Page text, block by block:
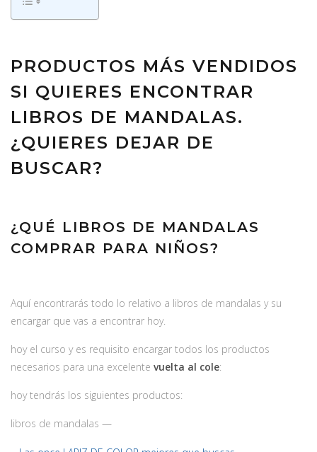
PRODUCTOS MÁS VENDIDOS
SI QUIERES ENCONTRAR
LIBROS DE MANDALAS.
¿QUIERES DEJAR DE
BUSCAR?
¿QUÉ LIBROS DE MANDALAS
COMPRAR PARA NIÑOS?
Aquí encontrarás todo lo relativo a libros de mandalas y su
encargar que vas a encontrar hoy.
hoy el curso y es requisito encargar todos los productos
necesarios para una excelente vuelta al cole:
hoy tendrás los siguientes productos:
libros de mandalas —